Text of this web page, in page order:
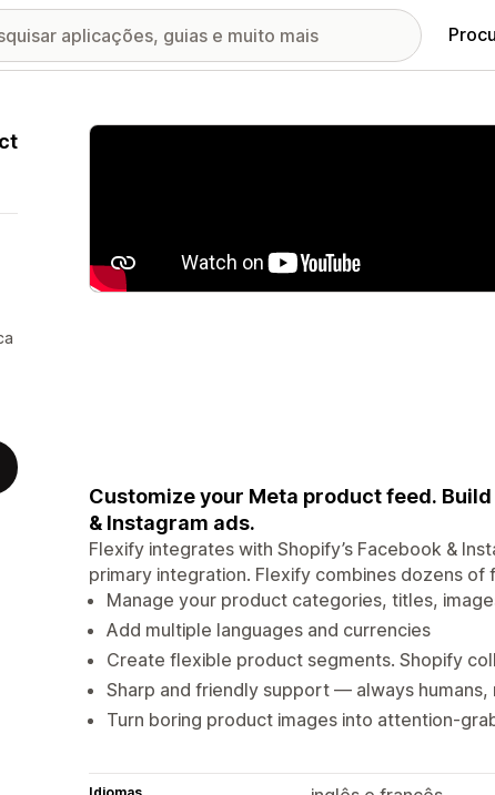
Galeria de imagens em destaque
Customize your Meta product feed.
& Instagram ads.
Flexify integrates with Shopify’s Facebook &
primary integration. Flexify combines dozens of
Manage your product categories, titles,
Add multiple languages and currencies
Create flexible product segments. Shopify
Sharp and friendly support — always humans,
Turn boring product images into attention-